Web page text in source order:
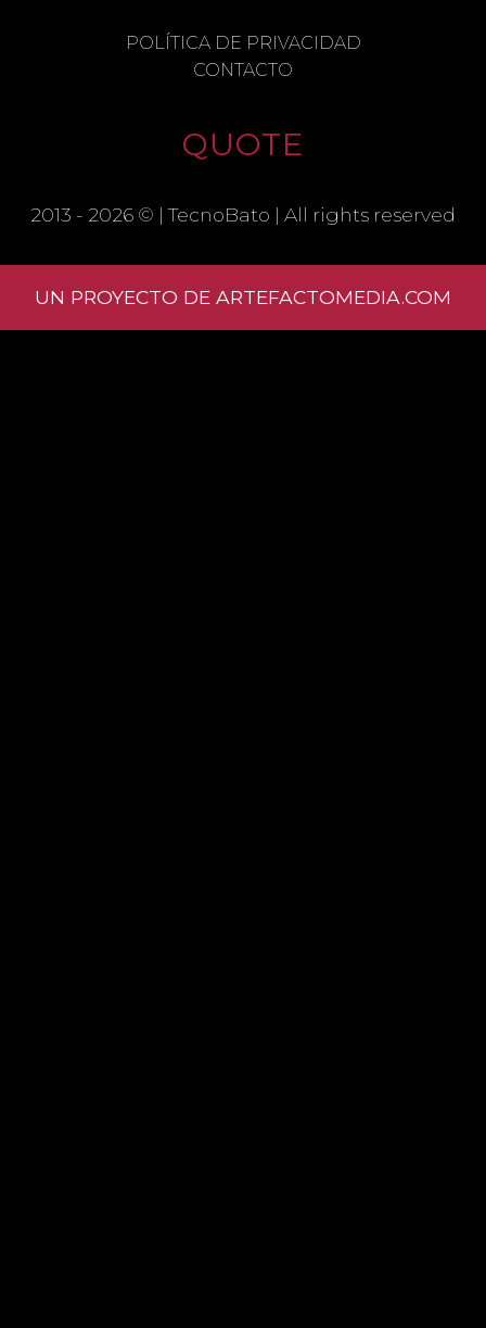
WEBSITE IN THIS BROWSER FOR THE
NEXT TIME I COMMENT.
Learn
POLÍTICA DE PRIVACIDAD
CONTACTO
QUOTE
2013 - 2026 © |TecnoBato | All rights reserved
UN PROYECTO DE ARTEFACTOMEDIA.COM